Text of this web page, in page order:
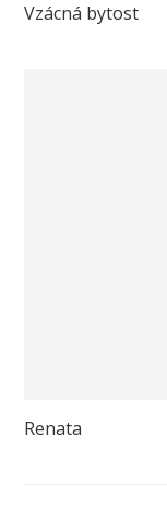
Vzácná bytost
Renata